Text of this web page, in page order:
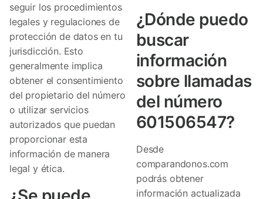
seguir los procedimientos
legales y regulaciones de
protección de datos en tu
jurisdicción. Esto
generalmente implica
obtener el consentimiento
del propietario del número
o utilizar servicios
autorizados que puedan
proporcionar esta
información de manera
legal y ética.
¿Dónde puedo
buscar
información
sobre llamadas
del número
601506547?
Desde
comparandonos.com
podrás obtener
información actualizada